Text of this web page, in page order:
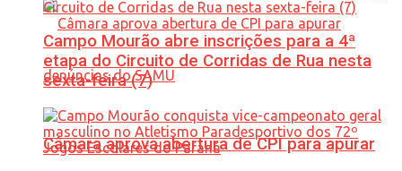
Câmara aprova abertura de CPI para apurar
Campo Mourão abre inscrições para a 4ª
etapa do Circuito de Corridas de Rua nesta
sexta-feira (7)